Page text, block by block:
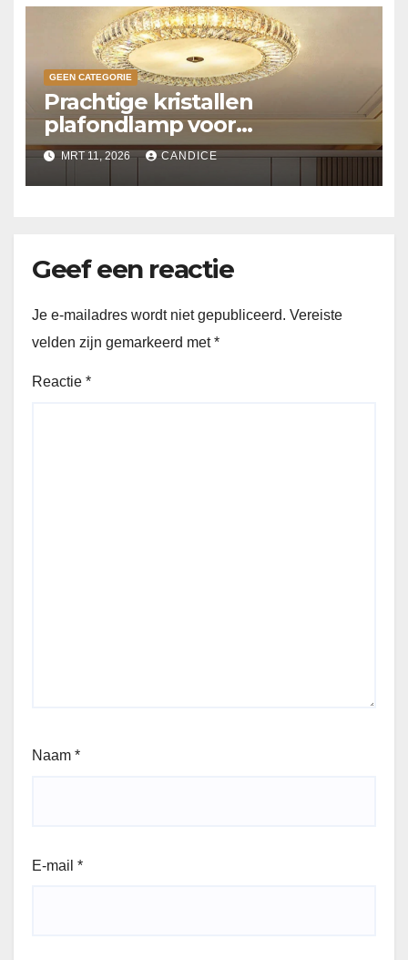
GEEN CATEGORIE
Prachtige kristallen
plafondlamp voor
slaapkamer
MRT 11, 2026 CANDICE
Geef een reactie
Je e-mailadres wordt niet gepubliceerd. Vereiste
velden zijn gemarkeerd met*
Reactie *
Naam *
E-mail *